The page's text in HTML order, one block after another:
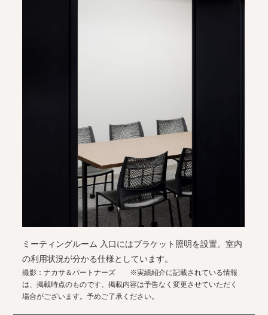
ミーティングルーム 入口にはブラケット照明を設置。室内
の利用状況が分かる仕様としています。
撮影：ナカサ＆パートナーズ ※実績紹介に記載されている情報
は、掲載時点のものです。掲載内容は予告なく変更させていただく
場合がございます。予めご了承ください。